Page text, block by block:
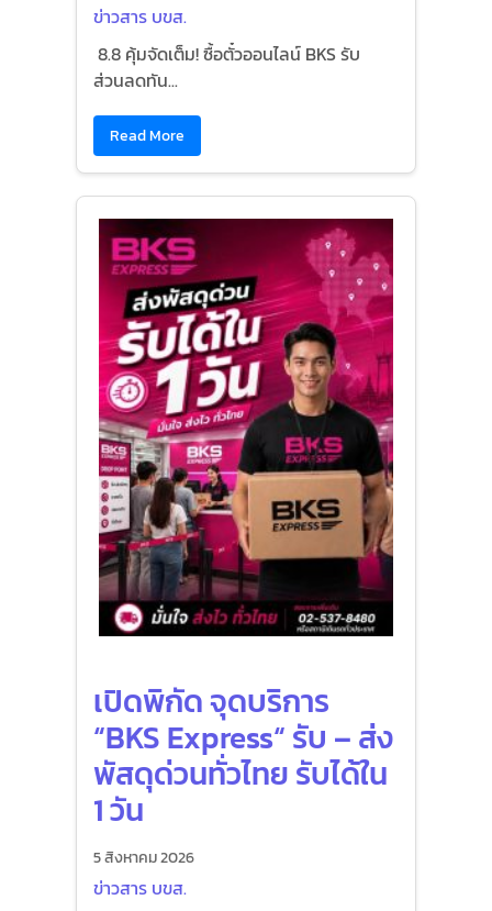
ข่าวสาร บขส.
8.8 คุ้มจัดเต็ม! ซื้อตั๋วออนไลน์ BKS รับ
ส่วนลดทัน...
Read More
เปิดพิกัด จุดบริการ
“BKS Express“ รับ – ส่ง
พัสดุด่วนทั่วไทย รับได้ใน
1 วัน
5 สิงหาคม 2026
ข่าวสาร บขส.